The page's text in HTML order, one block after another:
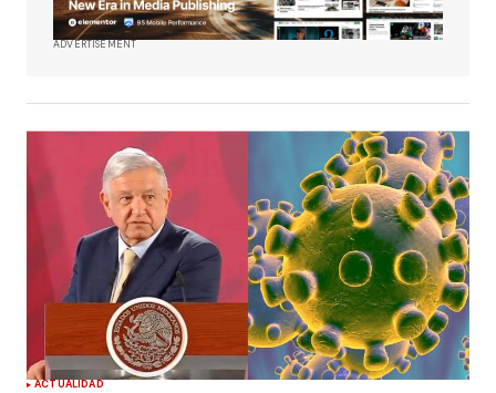
ADVERTISEMENT
ACTUALIDAD